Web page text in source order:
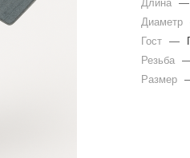
Длина
—
Диаметр
Гост
—
Резьба
Размер